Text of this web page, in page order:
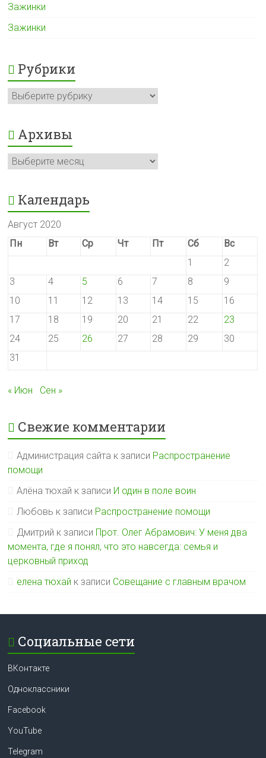
Зажинки
Зажинки
Рубрики
Рубрики
Архивы
Архивы
Календарь
Август 2020
Пн
Вт Ср Чт Пт Сб
Вс
1
2
3
4 5 6 7 8
9
10
11 12 13 14 15
16
17
18 19 20 21 22
23
24
25 26 27 28 29
30
31
« Июн Сен »
Свежие комментарии
Администрация сайта к записи Распространение
помощи
Алёна тюхай к записи И один в поле воин
Любовь к записи Распространение помощи
Дмитрий к записи Прот. Олег Абрамович: У меня два
момента, где я понял, что это навсегда: семья и
церковный приход
елена тюхай к записи Совещание с главным врачом
Социальные сети
ВКонтакте
Одноклассники
Facebook
YouTube
Telegram